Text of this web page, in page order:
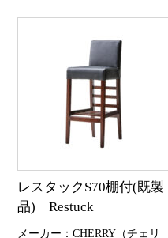
レスタックS70棚付(既製
品) Restuck
メーカー：CHERRY（チェリ